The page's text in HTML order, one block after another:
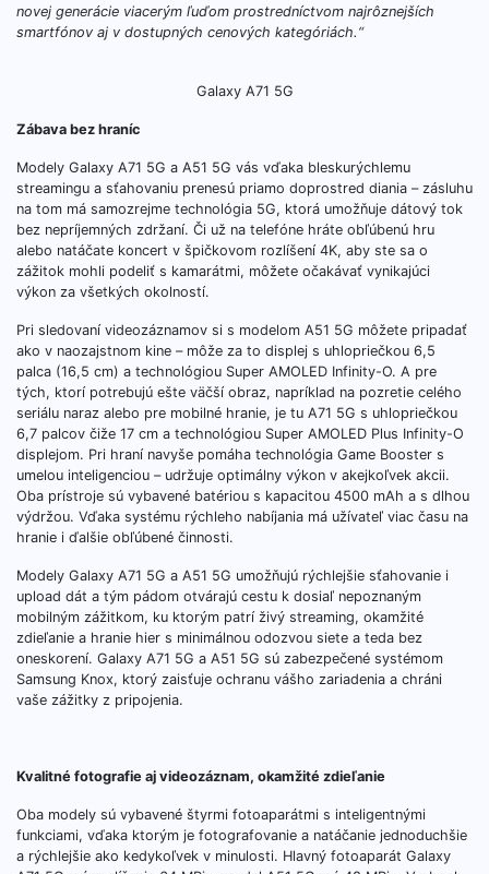
novej generácie viacerým ľuďom prostredníctvom najrôznejších
smartfónov aj v dostupných cenových kategóriách.“
Galaxy A71 5G
Zábava bez hraníc
Modely Galaxy A71 5G a A51 5G vás vďaka bleskurýchlemu
streamingu a sťahovaniu prenesú priamo doprostred diania – zásluhu
na tom má samozrejme technológia 5G, ktorá umožňuje dátový tok
bez nepríjemných zdržaní. Či už na telefóne hráte obľúbenú hru
alebo natáčate koncert v špičkovom rozlíšení 4K, aby ste sa o
zážitok mohli podeliť s kamarátmi, môžete očakávať vynikajúci
výkon za všetkých okolností.
Pri sledovaní videozáznamov si s modelom A51 5G môžete pripadať
ako v naozajstnom kine – môže za to displej s uhlopriečkou 6,5
palca (16,5 cm) a technológiou Super AMOLED Infinity-O. A pre
tých, ktorí potrebujú ešte väčší obraz, napríklad na pozretie celého
seriálu naraz alebo pre mobilné hranie, je tu A71 5G s uhlopriečkou
6,7 palcov čiže 17 cm a technológiou Super AMOLED Plus Infinity-O
displejom. Pri hraní navyše pomáha technológia Game Booster s
umelou inteligenciou – udržuje optimálny výkon v akejkoľvek akcii.
Oba prístroje sú vybavené batériou s kapacitou 4500 mAh a s dlhou
výdržou. Vďaka systému rýchleho nabíjania má užívateľ viac času na
hranie i ďalšie obľúbené činnosti.
Modely Galaxy A71 5G a A51 5G umožňujú rýchlejšie sťahovanie i
upload dát a tým pádom otvárajú cestu k dosiaľ nepoznaným
mobilným zážitkom, ku ktorým patrí živý streaming, okamžité
zdieľanie a hranie hier s minimálnou odozvou siete a teda bez
oneskorení. Galaxy A71 5G a A51 5G sú zabezpečené systémom
Samsung Knox, ktorý zaisťuje ochranu vášho zariadenia a chráni
vaše zážitky z pripojenia.
Kvalitné fotografie aj videozáznam, okamžité zdieľanie
Oba modely sú vybavené štyrmi fotoaparátmi s inteligentnými
funkciami, vďaka ktorým je fotografovanie a natáčanie jednoduchšie
a rýchlejšie ako kedykoľvek v minulosti. Hlavný fotoaparát Galaxy